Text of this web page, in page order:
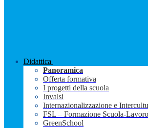
Didattica
Panoramica
Offerta formativa
I progetti della scuola
Invalsi
Internazionalizzazione e
FSL – Formazione Scuola-
GreenSchool